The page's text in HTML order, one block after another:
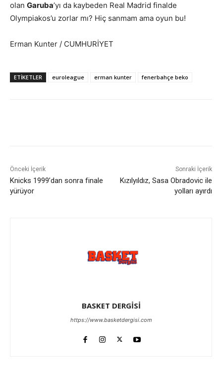
olan Garuba’yı da kaybeden Real Madrid finalde
Olympiakos’u zorlar mı? Hiç sanmam ama oyun bu!
Erman Kunter / CUMHURİYET
ETIKETLER euroleague erman kunter fenerbahçe beko
Önceki İçerik
Knicks 1999’dan sonra finale
yürüyor
Sonraki İçerik
Kızılyıldız, Sasa Obradovic ile
yolları ayırdı
BASKET DERGİSİ
https://www.basketdergisi.com